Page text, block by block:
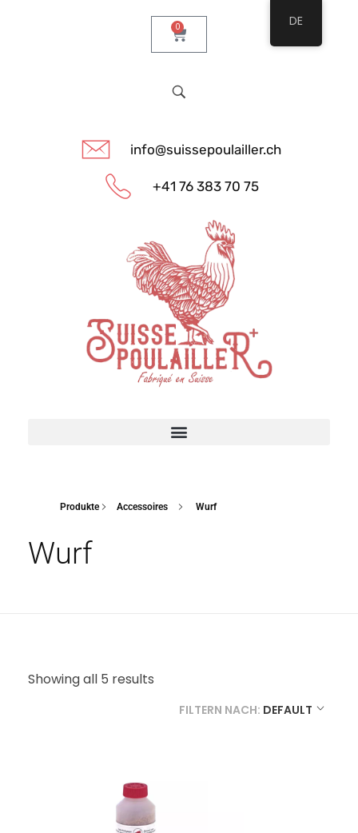
0
info@suissepoulailler.ch
+41 76 383 70 75
Produkte Accessoires Wurf
Wurf
Showing all 5 results
FILTERN NACH: DEFAULT
DE